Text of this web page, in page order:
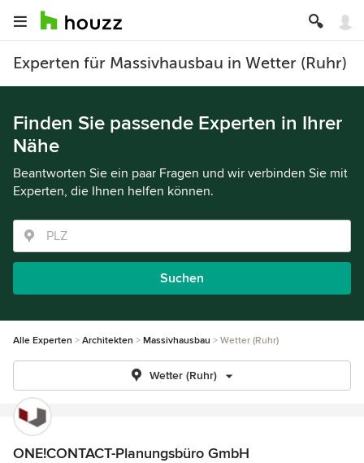
Experten für Massivhausbau in Wetter (Ruhr)
Finden Sie passende Experten in Ihrer
Nähe
Beantworten Sie ein paar Fragen und wir verbinden Sie mit
Experten, die Ihnen helfen können.
Suchen
Alle Experten Architekten Massivhausbau Wetter (Ruhr)
Wetter (Ruhr)
ONE!CONTACT-Planungsbüro GmbH